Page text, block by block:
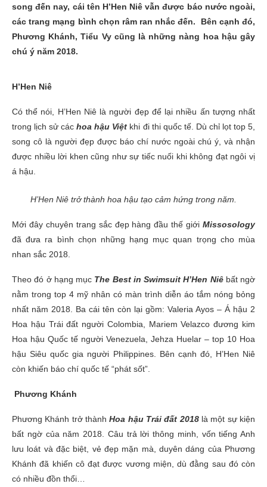
song đến nay, cái tên H’Hen Niê vẫn được báo nước ngoài,
các trang mạng bình chọn râm ran nhắc đến. Bên cạnh đó,
Phương Khánh, Tiểu Vy cũng là những nàng hoa hậu gây
chú ý năm 2018.
H’Hen Niê
Có thể nói, H’Hen Niê là người đẹp để lại nhiều ấn tượng nhất
trong lịch sử cáchoa hậu Việt khi đi thi quốc tế. Dù chỉ lọt top 5,
song cô là người đẹp được báo chí nước ngoài chú ý, và nhận
được nhiều lời khen cũng như sự tiếc nuối khi không đạt ngôi vị
á hậu.
H’Hen Niê trở thành hoa hậu tạo cảm hứng trong năm.
Mới đây chuyên trang sắc đẹp hàng đầu thế giới Missosology
đã đưa ra bình chọn những hạng mục quan trọng cho mùa
nhan sắc 2018.
Theo đó ở hạng mục The Best in Swimsuit H’Hen Niêbất ngờ
nằm trong top 4 mỹ nhân có màn trình diễn áo tắm nóng bỏng
nhất năm 2018. Ba cái tên còn lại gồm: Valeria Ayos – Á hậu 2
Hoa hậu Trái đất người Colombia, Mariem Velazco đương kim
Hoa hậu Quốc tế người Venezuela, Jehza Huelar – top 10 Hoa
hậu Siêu quốc gia người Philippines. Bên cạnh đó, H’Hen Niê
còn khiến báo chí quốc tế “phát sốt”.
Phương Khánh
Phương Khánh trở thànhHoa hậu Trái đất 2018là một sự kiện
bất ngờ của năm 2018. Câu trả lời thông minh, vốn tiếng Anh
lưu loát và đặc biệt, vẻ đẹp mặn mà, duyên dáng của Phương
Khánh đã khiến cô đạt được vương miện, dù đằng sau đó còn
có nhiều đồn thổi…